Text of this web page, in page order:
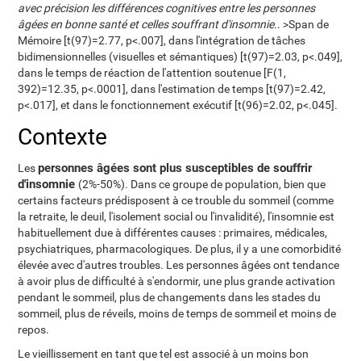
avec précision les différences cognitives entre les personnes
âgées en bonne santé et celles souffrant d'insomnie.. >Span de
Mémoire [t(97)=2.77, p<.007], dans l'intégration de tâches
bidimensionnelles (visuelles et sémantiques) [t(97)=2.03, p<.049],
dans le temps de réaction de l'attention soutenue [F(1,
392)=12.35, p<.0001], dans l'estimation de temps [t(97)=2.42,
p<.017], et dans le fonctionnement exécutif [t(96)=2.02, p<.045].
Contexte
Lespersonnes âgées sont plus susceptibles de souffrir
d'insomnie (2%-50%). Dans ce groupe de population, bien que
certains facteurs prédisposent à ce trouble du sommeil (comme
la retraite, le deuil, l'isolement social ou l'invalidité), l'insomnie est
habituellement due à différentes causes : primaires, médicales,
psychiatriques, pharmacologiques. De plus, il y a une comorbidité
élevée avec d'autres troubles. Les personnes âgées ont tendance
à avoir plus de difficulté à s'endormir, une plus grande activation
pendant le sommeil, plus de changements dans les stades du
sommeil, plus de réveils, moins de temps de sommeil et moins de
repos.
Le vieillissement en tant que tel est associé à un moins bon